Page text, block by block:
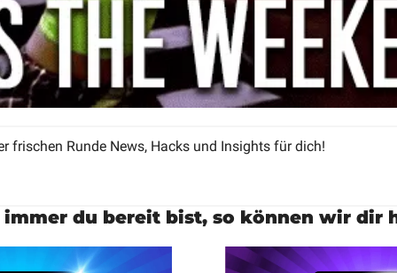
frischen Runde News, Hacks und Insights für dich!
immer du bereit bist, so können wir dir